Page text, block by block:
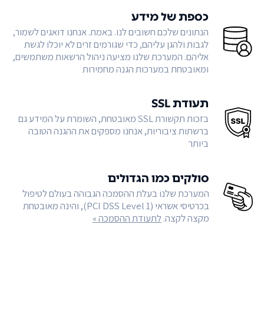
כספת של מידע
הנתונים שלכם חשובים לנו. באמת. אנחנו דואגים לשמור,
לגבות ולהגן עליהם, כדי שגורמים זרים לא יוכלו לגשת
אליהם. המערכת שלנו מציעה ניהול הרשאות משתמשים,
ומאובטחת במערכות הגנה מחמירות
תעודת SSL
בזכות תקשורת SSL מאובטחת, השומרת על המידע גם
ברשתות ציבוריות, אנחנו מספקים את ההגנה הטובה
ביותר
סולקים כמו הגדולים
המערכת שלנו בעלת ההסמכה הגבוהה בעולם לטיפול
בכרטיסי אשראי (PCI DSS Level 1), והינה מאובטחת
מקצה לקצה.לתעודת ההסמכה »